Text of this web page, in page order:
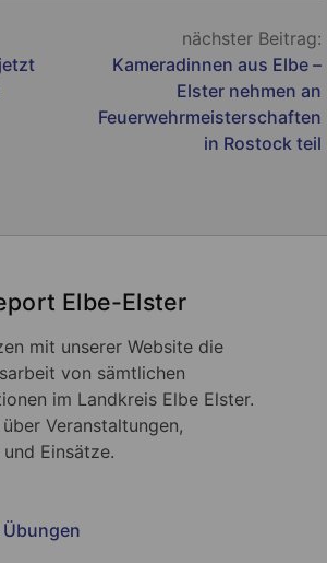
nächster Beitrag:
Kameradinnen aus Elbe –
Elster nehmen an
Feuerwehrmeisterschaften
in Rostock teil
Elbe-Elster
mit unserer Website die
von sämtlichen
im Landkreis Elbe Elster.
Veranstaltungen,
Einsätze.